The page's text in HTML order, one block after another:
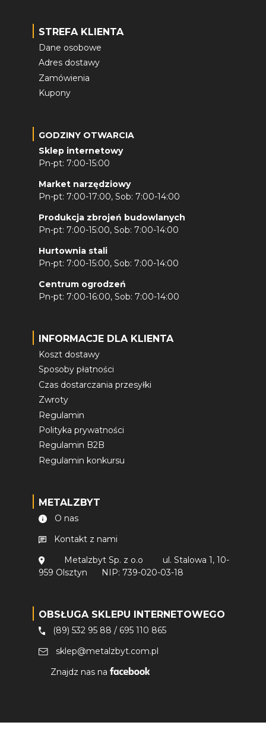
STREFA KLIENTA
Dane osobowe
Adres dostawy
Zamówienia
Kupony
GODZINY OTWARCIA
Sklep internetowy
Pn-pt: 7:00-15:00
Market narzędziowy
Pn-pt: 7:00-17:00, Sob: 7:00-14:00
Produkcja zbrojeń budowlanych
Pn-pt: 7:00-15:00, Sob: 7:00-14:00
Hurtownia stali
Pn-pt: 7:00-15:00, Sob: 7:00-14:00
Centrum ogrodzeń
Pn-pt: 7:00-16:00, Sob: 7:00-14:00
INFORMACJE DLA KLIENTA
Koszt dostawy
Sposoby płatności
Czas dostarczania przesyłki
Zwroty
Regulamin
Polityka prywatności
Regulamin B2B
Regulamin konkursu
METALZBYT
O nas
Kontakt z nami
Metalzbyt Sp. z o.o
ul. Stalowa 1, 10-
959 Olsztyn
NIP: 739-020-03-18
OBSŁUGA SKLEPU INTERNETOWEGO
(89) 532 95 88 / 695 110 865
sklep@metalzbyt.com.pl
Znajdz nas na